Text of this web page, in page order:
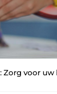
Zorg voor uw